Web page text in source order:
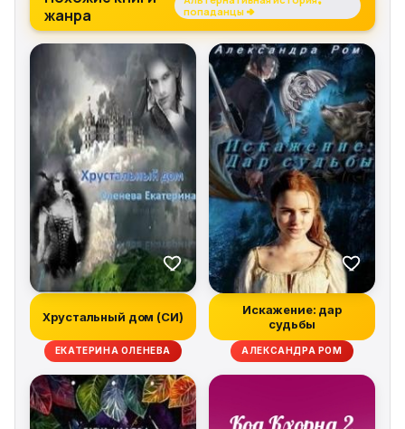
жанра
попаданцы →
Хрустальный дом (СИ)
ЕКАТЕРИНА ОЛЕНЕВА
Искажение: дар
судьбы
АЛЕКСАНДРА РОМ